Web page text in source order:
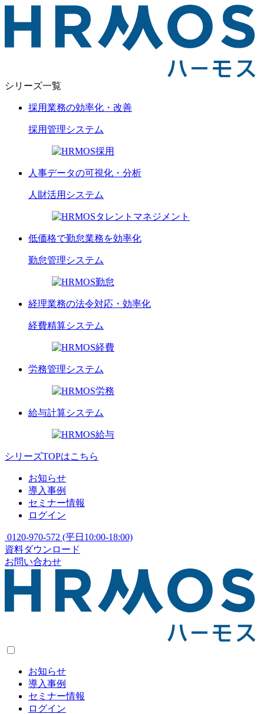
シリーズ一覧
採用業務の効率化・改善
採用管理システム
人事データの可視化・分析
人財活用 システム
低価格で勤怠業務を効率化
勤怠管理システム
経理業務の法令対応・効率化
経費精算システム
労務管理システム
給与計算システム
シリーズTOPはこちら
お知らせ
導入事例
セミナー情報
ログイン
0120-970-572 (平日10:00-18:00)
資料ダウンロード
お問い合わせ
お知らせ
導入事例
セミナー情報
ログイン